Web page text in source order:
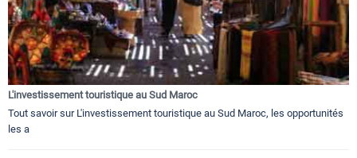
L'investissement touristique au Sud Maroc
Tout savoir sur L'investissement touristique au Sud Maroc, les opportunités
les a